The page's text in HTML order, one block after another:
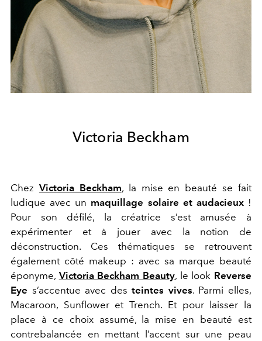
Victoria Beckham
Chez Victoria Beckham, la mise en beauté se fait
ludique avec un maquillage solaire et audacieux!
Pour son défilé, la créatrice s’est amusée à
expérimenter et à jouer avec la notion de
déconstruction. Ces thématiques se retrouvent
également côté makeup : avec sa marque beauté
éponyme, Victoria Beckham Beauty, le look Reverse
Eye s’accentue avec desteintes vives. Parmi elles,
Macaroon, Sunflower et Trench. Et pour laisser la
place à ce choix assumé, la mise en beauté est
contrebalancée en mettant l’accent sur une peau